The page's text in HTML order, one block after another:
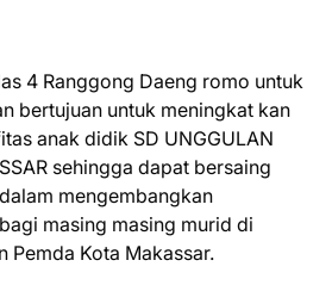
4 Ranggong Daeng romo untuk
bertujuan untuk meningkat kan
anak didik SD UNGGULAN
sehingga dapat bersaing
mengembangkan
masing masing murid di
Pemda Kota Makassar.